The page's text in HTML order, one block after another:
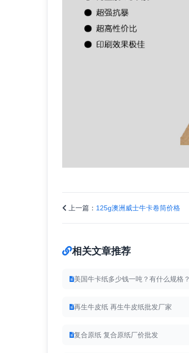
上一篇： 125g澳洲威士牛卡卷筒价格
相关文章推荐
美国牛卡纸多少钱一吨？有什么规格？
再生牛皮纸 再生牛皮纸批发厂家
复合原纸 复合原纸厂价批发